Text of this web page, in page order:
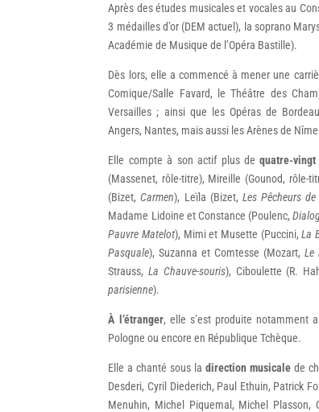
Après des études musicales et vocales au
3 médailles d’or (DEM actuel), la soprano
Académie de Musique de l’Opéra Bastille).
Dès lors, elle a commencé à mener une
Comique/Salle Favard, le Théâtre des
Versailles ; ainsi que les Opéras de
Angers, Nantes, mais aussi les Arènes de
Elle compte à son actif plus dequatre-vingt
(Massenet, rôle-titre), Mireille (Gounod, rôle-
(Bizet,Carmen), Leïla (Bizet, Les Pêcheurs de
Madame Lidoine et Constance (Poulenc,Di
Pauvre Matelot), Mimi et Musette (Puccini,La
Pasquale), Suzanna et Comtesse (Mozart, Le
Strauss,La Chauve-souris), Ciboulette (R.
parisienne).
À l’étranger, elle s’est produite notamment
Pologne ou encore en République Tchèque.
Elle a chanté sous la direction musicale de
Desderi, Cyril Diederich, Paul Ethuin, Patrick
Menuhin, Michel Piquemal, Michel Plasson,